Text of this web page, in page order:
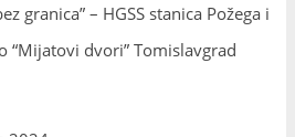
granica” – HGSS stanica Požega i
“Mijatovi dvori” Tomislavgrad